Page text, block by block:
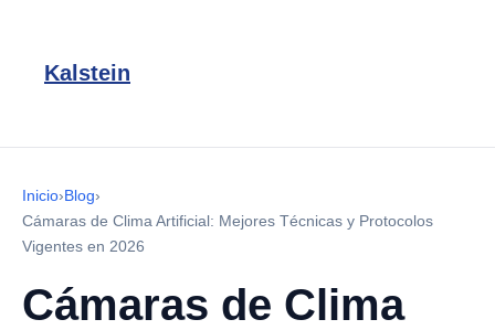
Kalstein
Inicio›Blog›
Cámaras de Clima Artificial: Mejores Técnicas y Protocolos
Vigentes en 2026
Cámaras de Clima